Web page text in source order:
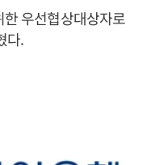
우선협상대상자로
다.